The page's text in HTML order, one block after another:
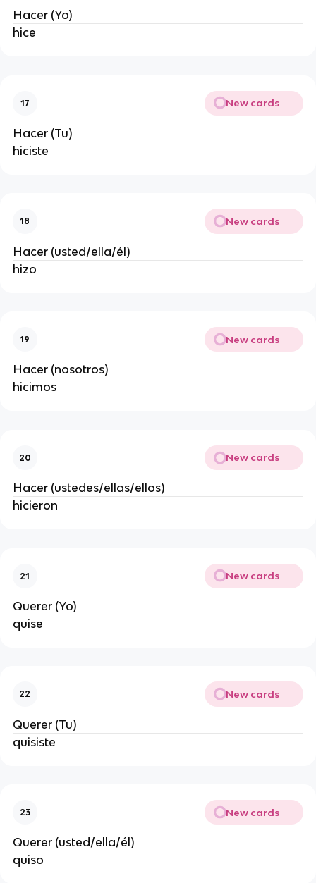
Hacer (Yo)
hice
17 New cards
Hacer (Tu)
hiciste
18 New cards
Hacer (usted/ella/él)
hizo
19 New cards
Hacer (nosotros)
hicimos
20 New cards
Hacer (ustedes/ellas/ellos)
hicieron
21 New cards
Querer (Yo)
quise
22 New cards
Querer (Tu)
quisiste
23 New cards
Querer (usted/ella/él)
quiso